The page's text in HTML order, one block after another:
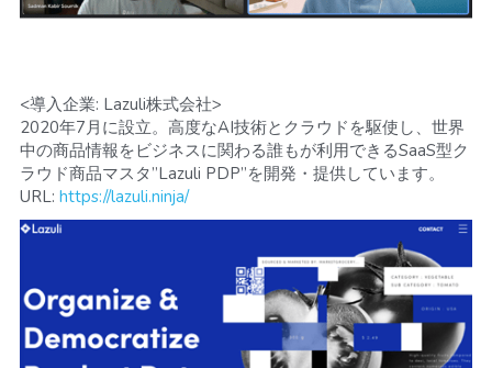
<導入企業: Lazuli株式会社>
2020年7月に設立。高度なAI技術とクラウドを駆使し、世界
中の商品情報をビジネスに関わる誰もが利用できるSaaS型ク
ラウド商品マスタ”Lazuli PDP”を開発・提供しています。
URL: https://lazuli.ninja/